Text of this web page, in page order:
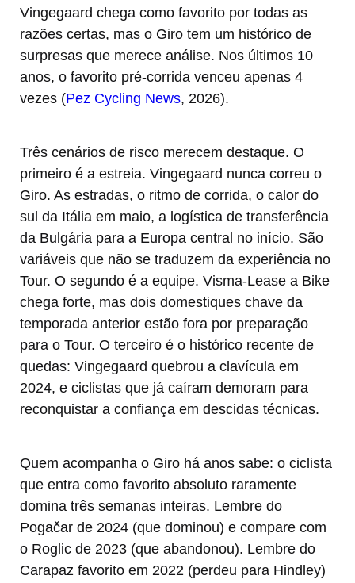
Vingegaard chega como favorito por todas as
razões certas, mas o Giro tem um histórico de
surpresas que merece análise. Nos últimos 10
anos, o favorito pré-corrida venceu apenas 4
vezes (Pez Cycling News, 2026).
Três cenários de risco merecem destaque. O
primeiro é a estreia. Vingegaard nunca correu o
Giro. As estradas, o ritmo de corrida, o calor do
sul da Itália em maio, a logística de transferência
da Bulgária para a Europa central no início. São
variáveis que não se traduzem da experiência no
Tour. O segundo é a equipe. Visma-Lease a Bike
chega forte, mas dois domestiques chave da
temporada anterior estão fora por preparação
para o Tour. O terceiro é o histórico recente de
quedas: Vingegaard quebrou a clavícula em
2024, e ciclistas que já caíram demoram para
reconquistar a confiança em descidas técnicas.
Quem acompanha o Giro há anos sabe: o ciclista
que entra como favorito absoluto raramente
domina três semanas inteiras. Lembre do
Pogačar de 2024 (que dominou) e compare com
o Roglic de 2023 (que abandonou). Lembre do
Carapaz favorito em 2022 (perdeu para Hindley)